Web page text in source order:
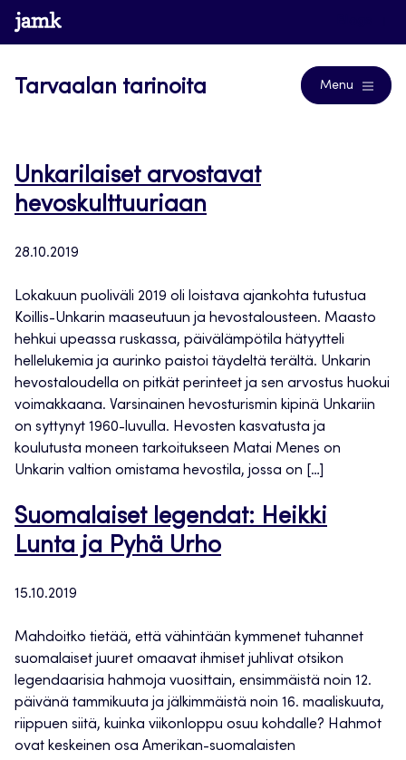
Siirry
suoraan
www.jamk.fi
Tarvaalan tarinoita Menu
Unkarilaiset arvostavat
hevoskulttuuriaan
28.10.2019
Lokakuun puoliväli 2019 oli loistava ajankohta tutustua
Koillis-Unkarin maaseutuun ja hevostalousteen. Maasto
hehkui upeassa ruskassa, päivälämpötila hätyytteli
hellelukemia ja aurinko paistoi täydeltä terältä. Unkarin
hevostaloudella on pitkät perinteet ja sen arvostus huokui
voimakkaana. Varsinainen hevosturismin kipinä Unkariin
on syttynyt 1960-luvulla. Hevosten kasvatusta ja
koulutusta moneen tarkoitukseen Matai Menes on
Unkarin valtion omistama hevostila, jossa on […]
Suomalaiset legendat: Heikki
Lunta ja Pyhä Urho
15.10.2019
Mahdoitko tietää, että vähintään kymmenet tuhannet
suomalaiset juuret omaavat ihmiset juhlivat otsikon
legendaarisia hahmoja vuosittain, ensimmäistä noin 12.
päivänä tammikuuta ja jälkimmäistä noin 16. maaliskuuta,
riippuen siitä, kuinka viikonloppu osuu kohdalle? Hahmot
ovat keskeinen osa Amerikan-suomalaisten